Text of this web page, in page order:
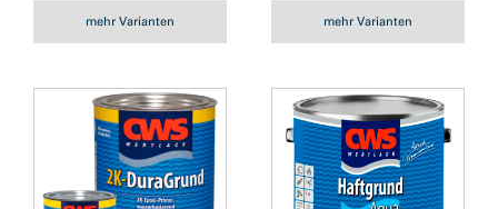
mehr Varianten mehr Varianten